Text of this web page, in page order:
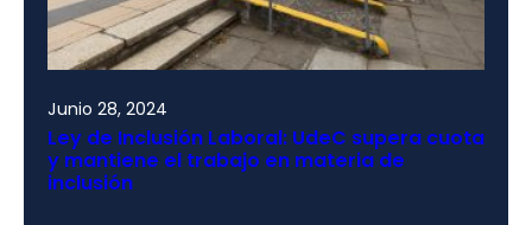
Junio 28, 2024
Ley de Inclusión Laboral: UdeC supera cuota
y mantiene el trabajo en materia de
inclusión